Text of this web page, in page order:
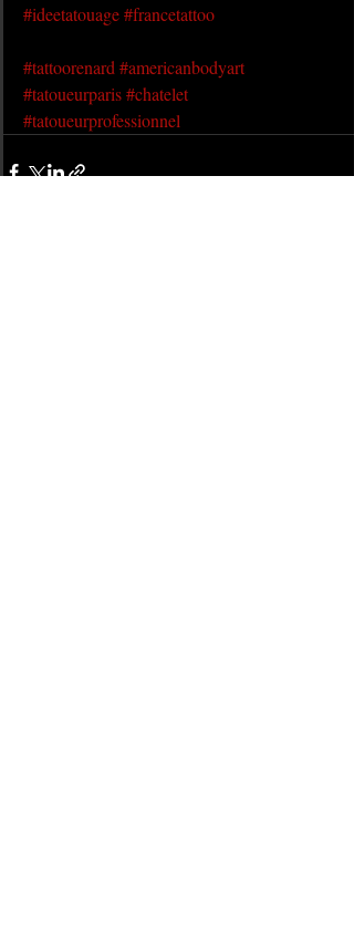
#ideetatouage#francetattoo
#tattoorenard #americanbodyart
#tatoueurparis#chatelet
#tatoueurprofessionnel